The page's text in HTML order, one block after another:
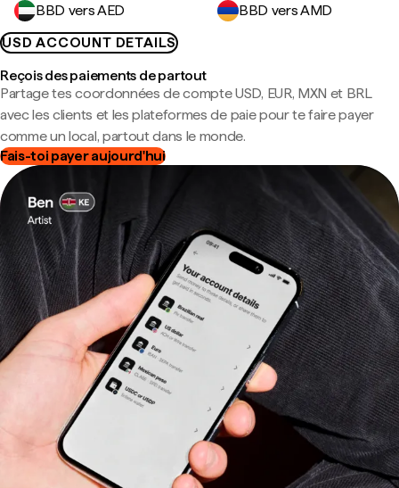
BBD vers AED
BBD vers AMD
USD ACCOUNT DETAILS
Reçois des paiements de partout
Partage tes coordonnées de compte USD, EUR, MXN et BRL
avec les clients et les plateformes de paie pour te faire payer
comme un local, partout dans le monde.
Fais-toi payer aujourd'hui